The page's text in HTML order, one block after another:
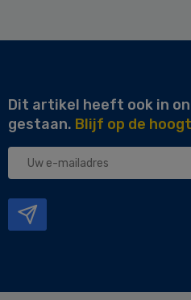
Dit artikel heeft ook in
gestaan. Blijf op de
Uw